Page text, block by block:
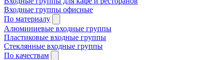
Входные группы офисные
По материалу
Алюминиевые входные группы
Пластиковые входные группы
Стеклянные входные группы
По качествам